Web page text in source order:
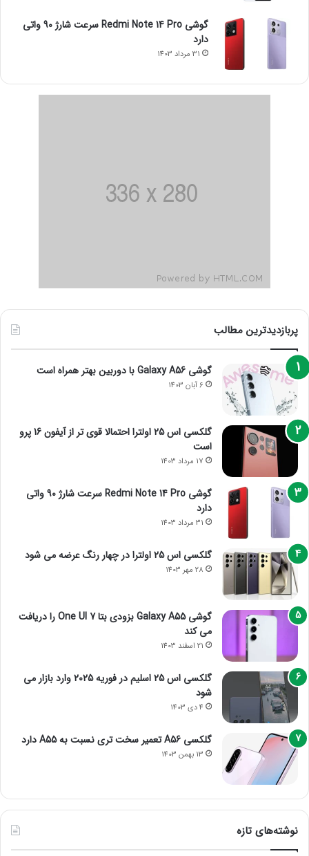
گوشی Redmi Note 14 Pro سرعت شارژ 90 واتی
دارد
31 مرداد 1403
پربازدیدترین مطالب
گوشی Galaxy A56 با دوربین بهتر همراه است
6 آبان 1403
گلکسی اس 25 اولترا احتمالا قوی تر از آیفون 16 پرو
است
17 مرداد 1403
گوشی Redmi Note 14 Pro سرعت شارژ 90 واتی
دارد
31 مرداد 1403
گلکسی اس 25 اولترا در چهار رنگ عرضه می شود
28 مهر 1403
گوشی Galaxy A55 بزودی بتا One UI 7 را دریافت
می کند
21 اسفند 1403
گلکسی اس 25 اسلیم در فوریه 2025 وارد بازار می
شود
4 دی 1403
گلکسی A56 تعمیر سخت تری نسبت به A55 دارد
13 بهمن 1403
نوشته‌های تازه